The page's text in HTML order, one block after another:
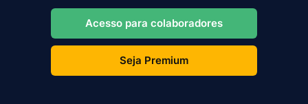
Acesso para colaboradores
Seja Premium